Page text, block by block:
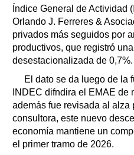
Índice General de Actividad
Orlando J. Ferreres &
privados más seguidos por
productivos, que registró
desestacionalizada de 0,7%.
El dato se da luego de la
INDEC difndira el EMAE de
además fue revisada al alza
consultora, este nuevo
economía mantiene un
el primer tramo de 2026.